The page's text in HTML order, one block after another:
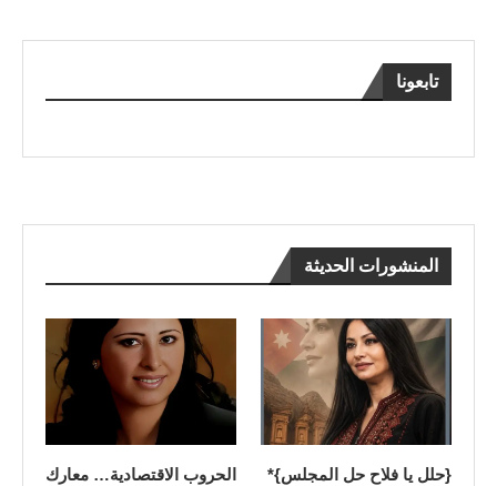
تابعونا
المنشورات الحديثة
{حلل يا فلاح حل المجلس}*
الحروب الاقتصادية… معارك